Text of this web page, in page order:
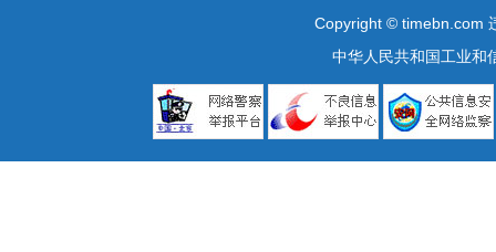
Copyright © timebn.com
中华人民共和国工业和